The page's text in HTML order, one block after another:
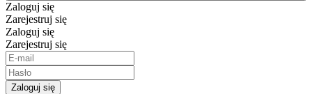
Zaloguj się
Zarejestruj się
Zaloguj się
Zarejestruj się
Zaloguj się